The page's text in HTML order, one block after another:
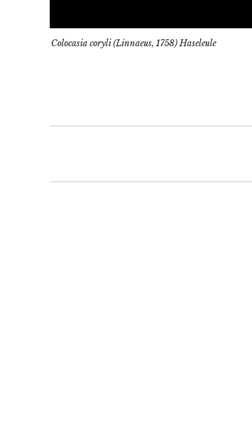
Colocasia coryli (Linnaeus, 1758) Haseleule